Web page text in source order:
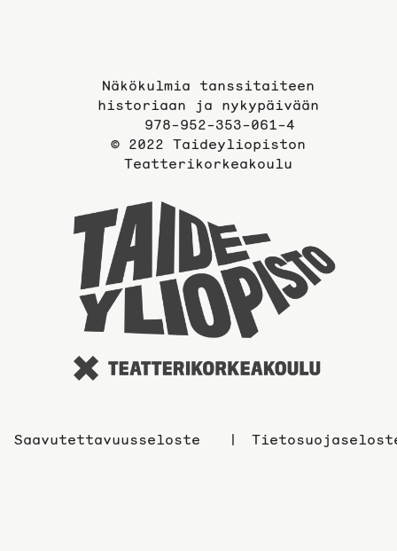
Näkökulmia tanssitaiteen
historiaan ja nykypäivään
978-952-353-061-4
© 2022 Taideyliopiston
Teatterikorkeakoulu
Saavutettavuusseloste